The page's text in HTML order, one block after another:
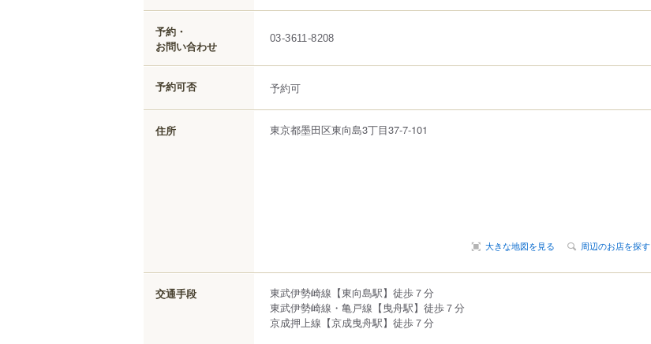
予約・
お問い合わせ
03-3611-8208
予約可否 予約可
住所 東京都墨田区東向島3丁目37-7-101
大きな地図を見る 周辺のお店を探す
交通手段
東武伊勢崎線【東向島駅】徒歩７分
東武伊勢崎線・亀戸線【曳舟駅】徒歩７分
京成押上線【京成曳舟駅】徒歩７分